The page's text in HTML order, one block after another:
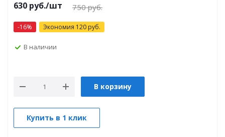
630 руб./шт 750руб.
-16% Экономия 120 руб.
В наличии
В корзину
Купить в 1 клик